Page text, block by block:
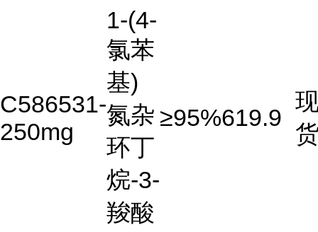
C586531-
250mg
1-(4-
氯苯
基)
氮杂
环丁
烷-3-
羧酸
≥95%619.9